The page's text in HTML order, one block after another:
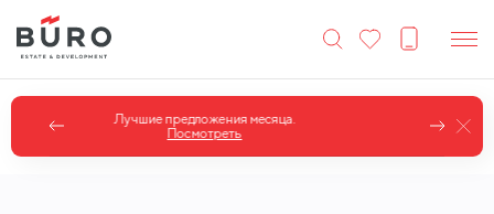
Коттеджи в классическом стиле.
Посмотреть